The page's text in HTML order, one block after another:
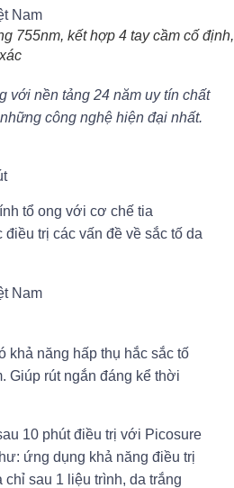
755nm, kết hợp 4 tay cầm cố định,
với nền tảng 24 năm uy tín chất
công nghệ hiện đại nhất.
tổ ong với cơ chế tia
trị các vấn đề về sắc tố da
năng hấp thụ hắc sắc tố
Giúp rút ngắn đáng kể thời
10 phút điều trị với Picosure
ứng dụng khả năng điều trị
sau 1 liệu trình, da trắng